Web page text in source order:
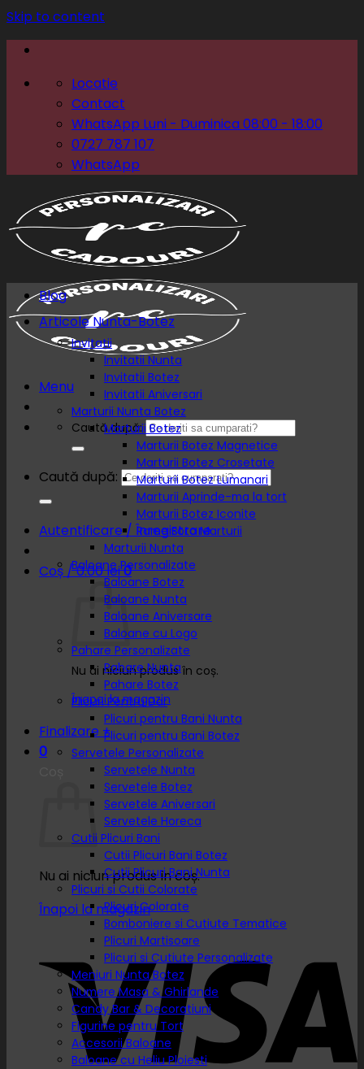
Skip to content
Locatie
Contact
WhatsApp Luni - Duminica 08:00 - 18:00
0727 787 107
WhatsApp
Menu
Caută după:
Caută după:
Autentificare / Înregistrare
Coș /0.00lei0
Nu ai niciun produs în coș.
Înapoi la magazin
Finalizare +
0
Nu ai niciun produs în coș.
Înapoi la magazin
Blog
Articole Nunta-Botez
Invitatii
Invitatii Nunta
Invitatii Botez
Invitatii Aniversari
Marturii Nunta Botez
Marturii Botez
Marturii Botez Magnetice
Marturii Botez Crosetate
Marturii Botez Lumanari
Marturii Aprinde-ma la tort
Marturii Botez Iconite
Rame Foto Marturii
Marturii Nunta
Baloane Personalizate
Baloane Botez
Baloane Nunta
Baloane Aniversare
Baloane cu Logo
Pahare Personalizate
Pahare Nunta
Pahare Botez
Plicuri Pentru Dar
Plicuri pentru Bani Nunta
Plicuri pentru Bani Botez
Servetele Personalizate
Servetele Nunta
Servetele Botez
Servetele Aniversari
Servetele Horeca
Cutii Plicuri Bani
Cutii Plicuri Bani Botez
Cutii Plicuri Bani Nunta
Plicuri si Cutii Colorate
Plicuri Colorate
Bomboniere si Cutiute Tematice
Plicuri Martisoare
Plicuri si Cutiute Personalizate
Meniuri Nunta Botez
Numere Masa & Ghirlande
Candy Bar & Decoratiuni
Figurine pentru Tort
Accesorii Baloane
Baloane cu Heliu Ploiesti